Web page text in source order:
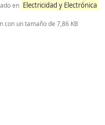
en Electricidad y Electrónica
con un tamaño de 7,86 KB